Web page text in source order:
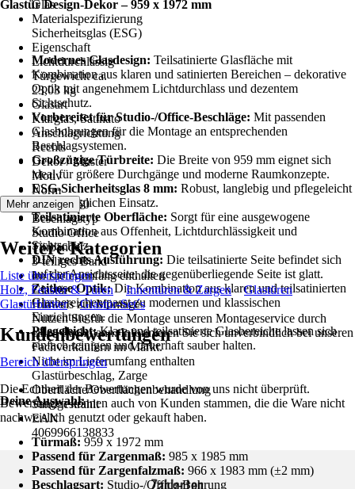
Glas
Materialspezifizierung
Sicherheitsglas (ESG)
Eigenschaft
Lichtdurchlässig
Türgewicht ca.
23,03 kg
Glasart
Klarglas, Satinato
Anschlagrichtung
Rechts
Dekor / Muster
Motiv
Norm
DIN 12150
Beschlagstyp
Studio Office
Türbänder
3-teiliges Band
Im Lieferumfang enthalten
Glastür
Hinweis zur Montage
Nutzen Sie für die Montage unseren Montageservice durch
einen Fachmann. Informieren Sie sich unverbindlich bei unseren
Fachverkäufern im Markt.
Nicht im Lieferumfang enthalten
Glastürbeschlag, Zarge
Oberfläche/Oberflächenbehandlung
Sandgestrahlt
EAN
4069966138833
Glastür Design-Dekor – 959 x 1972 mm
Modernes Glasdesign: Teilsatinierte Glasfläche mit
Kombination aus klaren und satinierten Bereichen – dekorative
Optik mit angenehmem Lichtdurchlass und dezentem
Sichtschutz.
Vorbereitet für Studio-/Office-Beschläge: Mit passenden
Glasbohrungen für die Montage an entsprechenden
Beschlagsystemen.
Großzügige Türbreite: Die Breite von 959 mm eignet sich
ideal für größere Durchgänge und moderne Raumkonzepte.
ESG-Sicherheitsglas 8 mm: Robust, langlebig und pflegeleicht
für den täglichen Einsatz.
Teilsatinierte Oberfläche: Sorgt für eine ausgewogene
Kombination aus Offenheit, Lichtdurchlässigkeit und
Sichtschutz.
DIN rechts Ausführung: Die teilsatinierte Seite befindet sich
auf der Ansichtsseite, die gegenüberliegende Seite ist glatt.
Zeitlose Optik:Die Kombination aus klaren und teilsatinierten
Glasbereichen passt zu modernen und klassischen
Einrichtungen.
Pflegeleicht:Klare und teilsatinierte Glasbereiche lassen sich
einfach reinigen und dauerhaft sauber halten.
Deine Auswahl:
Türmaß: 959 x 1972 mm
Passend für Zargenmaß: 985 x 1985 mm
Passend für Zargenfalzmaß: 966 x 1983 mm (±2 mm)
Beschlagsart: Studio-/Office-Bohrung
Mehr anzeigen
Weitere Kategorien
Liste überspringen
Holz, Fenster & Türen
Innentüren & Zargen
Glastüren
Glastürblätter
Glastür-Set´s
Kundenbewertungen
Bereich überspringen
Die Echtheit der Bewertungen wurde von uns nicht überprüft.
Bewertungen können auch von Kunden stammen, die die Ware nicht
nachweislich genutzt oder gekauft haben.